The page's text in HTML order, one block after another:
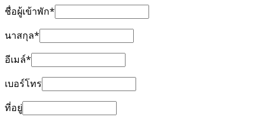
ชื่อผู้เข้าพัก*
นาสกุล*
อีเมล์*
เบอร์โทร
ที่อยู่